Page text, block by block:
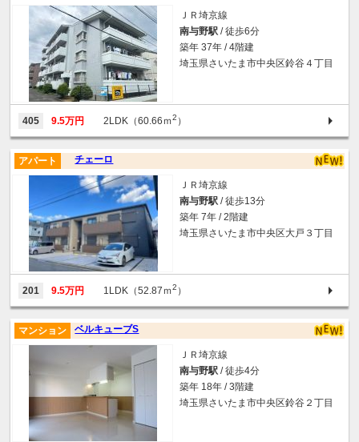
ＪＲ埼京線
南与野駅 / 徒歩6分
築年 37年 / 4階建
埼玉県さいたま市中央区鈴谷４丁目
405 9.5万円 2LDK（60.66ｍ2 ）
チェーロ
アパート
ＪＲ埼京線
南与野駅 / 徒歩13分
築年 7年 / 2階建
埼玉県さいたま市中央区大戸３丁目
201 9.5万円 1LDK（52.87ｍ2 ）
ベルキューブS
マンション
ＪＲ埼京線
南与野駅 / 徒歩4分
築年 18年 / 3階建
埼玉県さいたま市中央区鈴谷２丁目